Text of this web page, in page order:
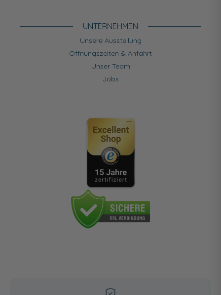
UNTERNEHMEN
Unsere Ausstellung
Öffnungszeiten & Anfahrt
Unser Team
Jobs